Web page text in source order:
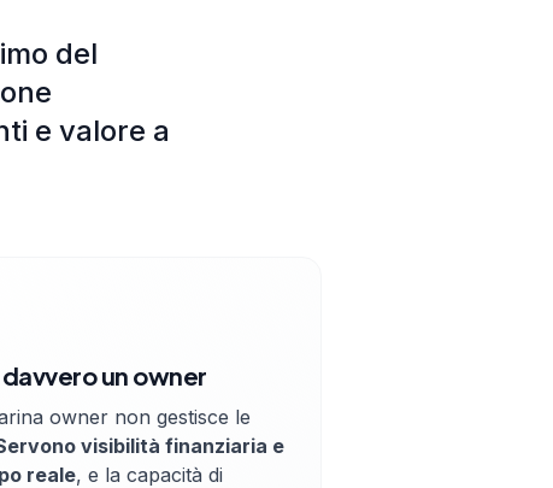
del
e valore a
un owner
owner non gestisce le
visibilità finanziaria e
reale, e la capacità di